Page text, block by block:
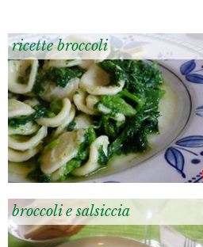
ricette broccoli
broccoli e salsiccia